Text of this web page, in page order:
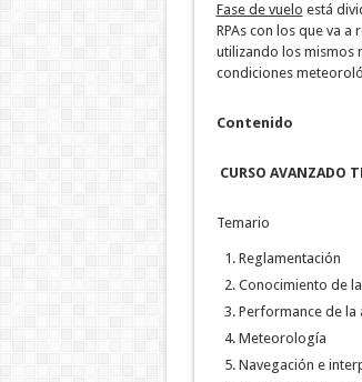
Fase de vuelo está
RPAs con los que va
utilizando los mismos
condiciones
Contenido
CURSO AVANZADO
Temario
Reglamentación
Conocimiento de
Performance de la
Meteorología
Navegación e